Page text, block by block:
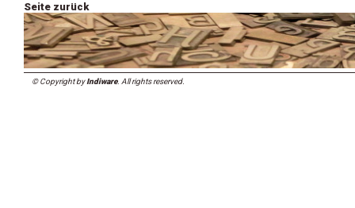
Seite zurück
© Copyright byIndiware. All rights reserved.